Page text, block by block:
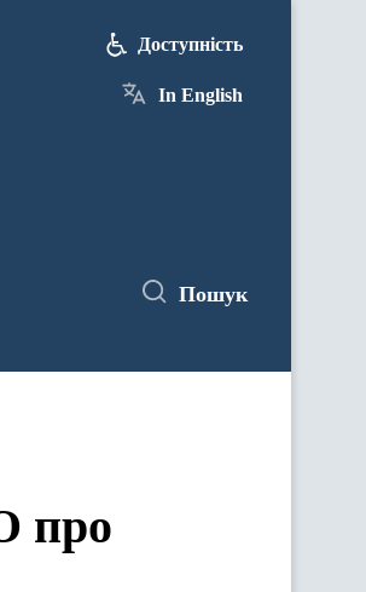
Доступність
In English
Пошук
про